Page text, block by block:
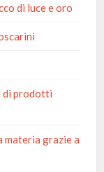
di luce e oro
di prodotti
materia grazie a